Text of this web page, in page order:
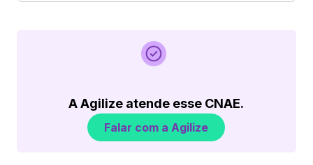
A Agilize atende esse CNAE.
Falar com a Agilize